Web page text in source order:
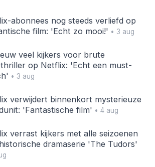
abonnees nog steeds verliefd op
film: 'Echt zo mooi!' • 3 aug
veel kijkers voor brute
op Netflix: 'Echt een must-
• 3 aug
verwijdert binnenkort mysterieuze
'Fantastische film' • 4 aug
verrast kijkers met alle seizoenen
dramaserie 'The Tudors'